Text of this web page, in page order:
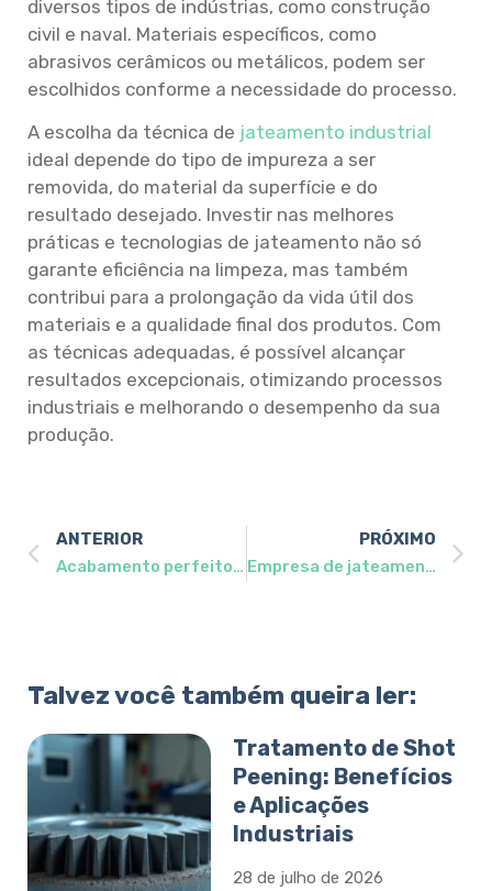
diversos tipos de indústrias, como construção
civil e naval. Materiais específicos, como
abrasivos cerâmicos ou metálicos, podem ser
escolhidos conforme a necessidade do processo.
A escolha da técnica de jateamento industrial
ideal depende do tipo de impureza a ser
removida, do material da superfície e do
resultado desejado. Investir nas melhores
práticas e tecnologias de jateamento não só
garante eficiência na limpeza, mas também
contribui para a prolongação da vida útil dos
materiais e a qualidade final dos produtos. Com
as técnicas adequadas, é possível alcançar
resultados excepcionais, otimizando processos
industriais e melhorando o desempenho da sua
produção.
ANTERIOR
Acabamento perfeito: os benefícios do jateamento de peças
PRÓXIMO
Empresa de jateamento e pintura: o que avaliar antes de contratar?
Talvez você também queira ler:
Tratamento de Shot
Peening: Benefícios
e Aplicações
Industriais
28 de julho de 2026